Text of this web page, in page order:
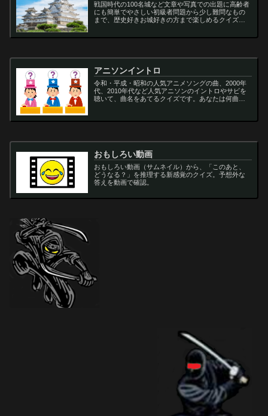
戦国時代の100名城など文章や写真での出題に高齢者
にも簡単でやさしい初級者問題から少し難問なもの
まで、歴史好きお城好きの方まで楽しめるクイズで
アニソンイントロ
令和・平成・昭和の人気アニメソングの曲、2000年
代、2010年代など人気アニソンのイントロやサビを
聴いて、曲名をあてるクイズです。あなたは何曲わ
おもしろい動画
おもしろい動画（サムネイル）から、「このあと、
どうなる？」を推理する新感覚のクイズ。予想外な
答えを動画で確認。